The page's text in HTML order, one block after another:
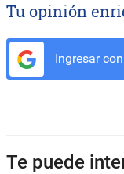
Tu opinión
Ingresar
Te puede